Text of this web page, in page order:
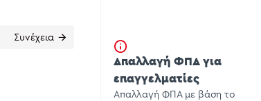
Συνέχεια
Απαλλαγή ΦΠΑ για
επαγγελματίες
Απαλλαγή ΦΠΑ με βάση το